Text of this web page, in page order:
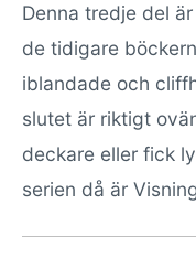
Denna tredje del
de tidigare
iblandade och
slutet är riktigt
deckare eller fick
serien då är